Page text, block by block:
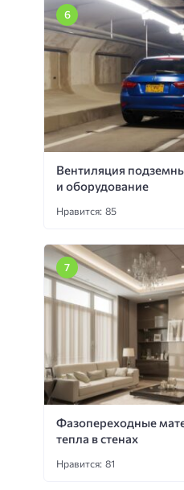
Вентиляция
и оборудование
Нравится: 85
Фазопереходные
тепла в стенах
Нравится: 81